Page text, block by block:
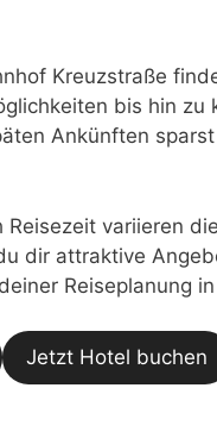
Kreuzstraße
bis hin
Ankünften
Reisezeit variieren
dir attraktive
Reiseplanung
Jetzt Hotel buchen